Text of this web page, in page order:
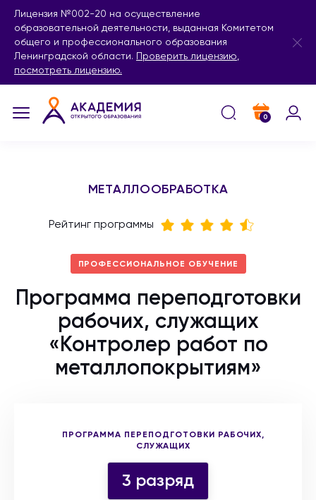
Лицензия №002-20 на осуществление
образовательной деятельности, выданная Комитетом
общего и профессионального образования
Ленинградской области.
Проверить лицензию,
посмотреть лицензию.
0
МЕТАЛЛООБРАБОТКА
Рейтинг программы
ПРОФЕССИОНАЛЬНОЕ ОБУЧЕНИЕ
Программа переподготовки
рабочих, служащих
«Контролер работ по
металлопокрытиям»
ПРОГРАММА ПЕРЕПОДГОТОВКИ РАБОЧИХ,
СЛУЖАЩИХ
Выберите форму участия
3 разряд